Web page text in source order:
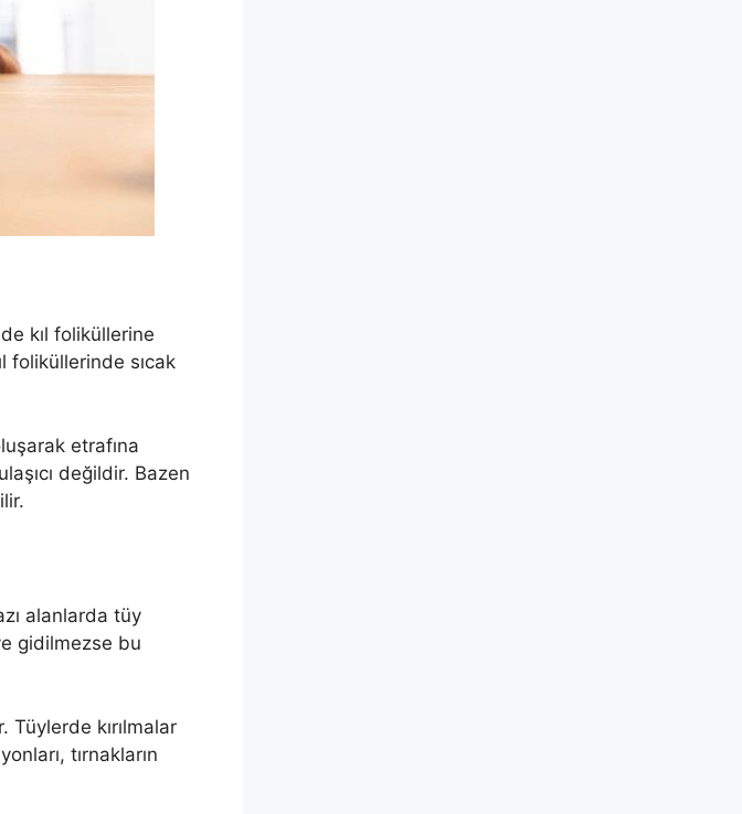
kıl foliküllerine
foliküllerinde sıcak
etrafına
değildir. Bazen
alanlarda tüy
gidilmezse bu
Tüylerde kırılmalar
tırnakların